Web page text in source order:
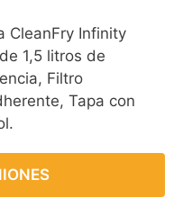
CleanFry Infinity
1,5 litros de
Filtro
Tapa con